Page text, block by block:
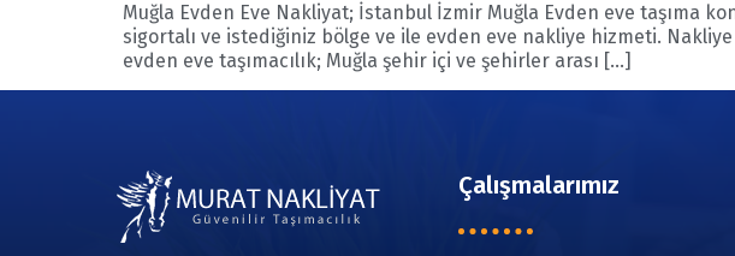
Muğla Evden Eve Nakliyat; İstanbul İzmir Muğla Evden eve taşıma
sigortalı ve istediğiniz bölge ve ile evden eve nakliye hizmeti.
evden eve taşımacılık; Muğla şehir içi ve şehirler arası […]
Çalışmalarımız